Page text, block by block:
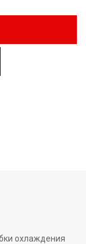
охлаждения